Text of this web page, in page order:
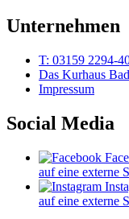
Unternehmen
T: 03159 2294-
Das Kurhaus
Impressum
Social Media
auf eine externe
auf eine externe